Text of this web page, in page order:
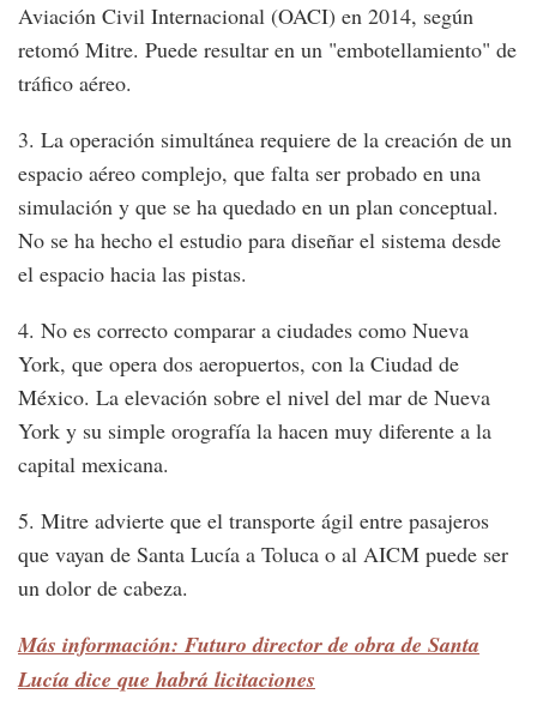
Aviación Civil Internacional (OACI) en 2014, según
retomó Mitre. Puede resultar en un "embotellamiento" de
tráfico aéreo.
3. La operación simultánea requiere de la creación de un
espacio aéreo complejo, que falta ser probado en una
simulación y que se ha quedado en un plan conceptual.
No se ha hecho el estudio para diseñar el sistema desde
el espacio hacia las pistas.
4. No es correcto comparar a ciudades como Nueva
York, que opera dos aeropuertos, con la Ciudad de
México. La elevación sobre el nivel del mar de Nueva
York y su simple orografía la hacen muy diferente a la
capital mexicana.
5. Mitre advierte que el transporte ágil entre pasajeros
que vayan de Santa Lucía a Toluca o al AICM puede ser
un dolor de cabeza.
Más información: Futuro director de obra de Santa
Lucía dice que habrá licitaciones